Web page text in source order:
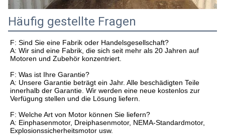
Häufig gestellte Fragen
F: Sind Sie eine Fabrik oder Handelsgesellschaft?
A: Wir sind eine Fabrik, die sich seit mehr als 20 Jahren auf
Motoren und Zubehör konzentriert.
F: Was ist Ihre Garantie?
A: Unsere Garantie beträgt ein Jahr. Alle beschädigten Teile
innerhalb der Garantie. Wir werden eine neue kostenlos zur
Verfügung stellen und die Lösung liefern.
F: Welche Art von Motor können Sie liefern?
A: Einphasenmotor, Dreiphasenmotor, NEMA-Standardmotor,
Explosionssicherheitsmotor usw.